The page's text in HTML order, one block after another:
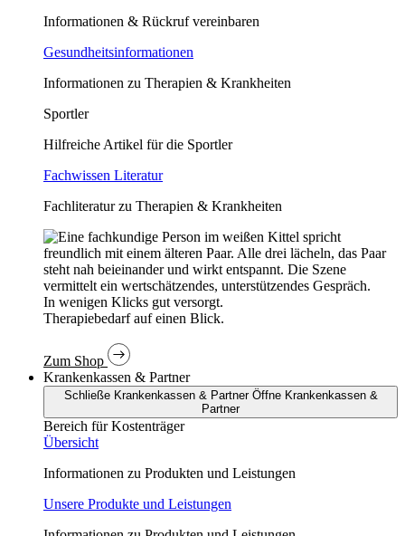
Informationen & Rückruf vereinbaren
Gesundheitsinformationen
Informationen zu Therapien & Krankheiten
Sportler
Hilfreiche Artikel für die Sportler
Fachwissen Literatur
Fachliteratur zu Therapien & Krankheiten
In wenigen Klicks gut versorgt.
Therapiebedarf auf einen Blick.
Zum Shop
Krankenkassen & Partner
Schließe Krankenkassen & Partner Öffne Krankenkassen &
Partner
Bereich für Kostenträger
Übersicht
Informationen zu Produkten und Leistungen
Unsere Produkte und Leistungen